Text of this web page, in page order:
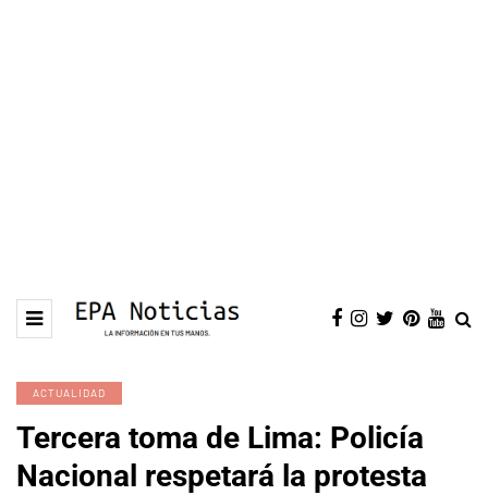
ACTUALIDAD
Tercera toma de Lima: Policía
Nacional respetará la protesta